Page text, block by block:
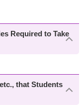
Required to Take
that Students